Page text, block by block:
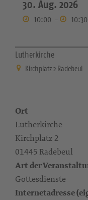
30. Aug. 2026
10:00 - 10:30
Lutherkirche
Kirchplatz 2 Radebeul
Ort
Lutherkirche
Kirchplatz 2
01445 Radebeul
Art der
Gottesdienste
Internetadresse